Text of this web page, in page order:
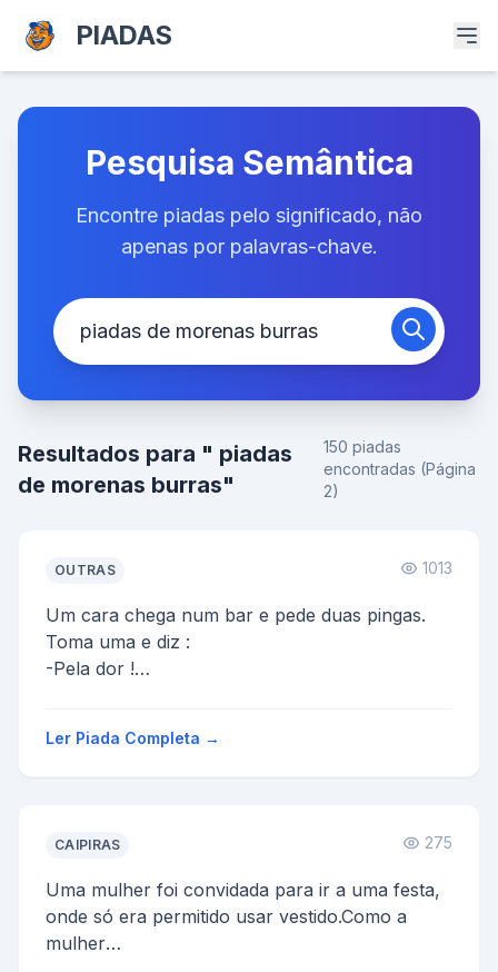
PIADAS
Pesquisa Semântica
Encontre piadas pelo significado, não
apenas por palavras-chave.
Resultados para " piadas
de morenas burras"
150 piadas
encontradas (Página
2)
OUTRAS 1013
Um cara chega num bar e pede duas pingas.
Toma uma e diz :
-Pela dor !
O cara repete o r...
Ler Piada Completa →
CAIPIRAS 275
Uma mulher foi convidada para ir a uma festa,
onde só era permitido usar vestido.Como a
mulher